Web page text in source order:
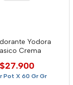
Yodora
Crema
$27.900
Pot X 60 Gr Gr